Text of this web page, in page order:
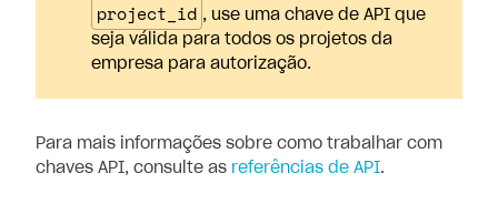
project_id , use uma chave de API que
seja válida para todos os projetos da
empresa para autorização.
Para mais informações sobre como trabalhar com
chaves API, consulte as referências de API.